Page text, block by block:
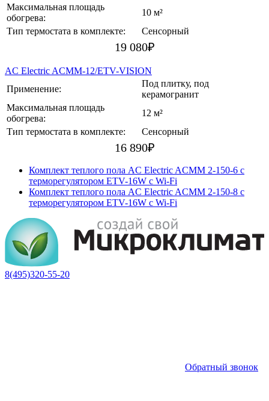
Максимальная площадь
обогрева:
10 м²
Тип термостата в комплекте:
Сенсорный
19 080₽
AC Electric ACMM-12/ETV-VISION
Применение:
Под плитку, под
керамогранит
Максимальная площадь
обогрева:
12 м²
Тип термостата в комплекте:
Сенсорный
16 890₽
Комплект теплого пола AC Electric ACMM 2-150-6 с
терморегулятором ETV-16W с Wi-Fi
Комплект теплого пола AC Electric ACMM 2-150-8 с
терморегулятором ETV-16W с Wi-Fi
8(495)320-55-20
Обратный звонок